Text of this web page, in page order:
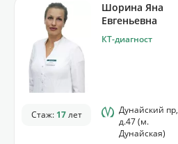
Шорина Яна
Евгеньевна
КТ-диагност
Стаж: 17лет
Дунайский пр,
д.47 (м.
Дунайская)